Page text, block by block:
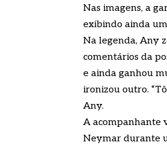
Nas imagens, a
exibindo ainda
Na legenda, Any
comentários da
e ainda ganhou
ironizou outro.
Any.
A acompanhante
Neymar durante